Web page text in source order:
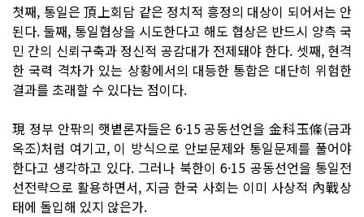
첫째, 통일은 頂上회담 같은 정치적 흥정의 대상이 되어서는 안
된다. 둘째, 통일협상을 시도한다고 해도 협상은 반드시 양측 국
민 간의 신뢰구축과 정신적 공감대가 전제돼야 한다. 셋째, 현격
한 국력 격차가 있는 상황에서의 대등한 통합은 대단히 위험한
결과를 초래할 수 있다는 점이다.
現 정부 안팎의 햇볕론자들은 6·15 공동선언을 金科玉條(금과
옥조)처럼 여기고, 이 방식으로 안보문제와 통일문제를 풀어야
한다고 생각하고 있다. 그러나 북한이 6·15 공동선언을 통일전
선전략으로 활용하면서, 지금 한국 사회는 이미 사상적 內戰상
태에 돌입해 있지 않은가.